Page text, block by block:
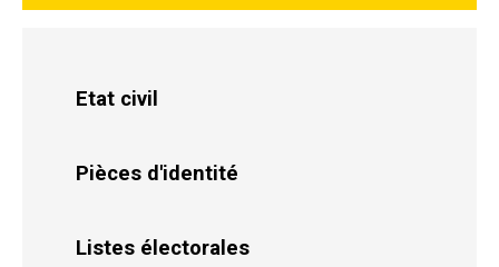
Etat civil
Pièces d'identité
Listes électorales